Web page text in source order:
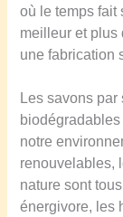
r
e
m
l
e
t
E
m
m
où le temps
meilleur et plus
une fabrication
Les savons
notre
renouvelables,
nature sont
énergivore, les